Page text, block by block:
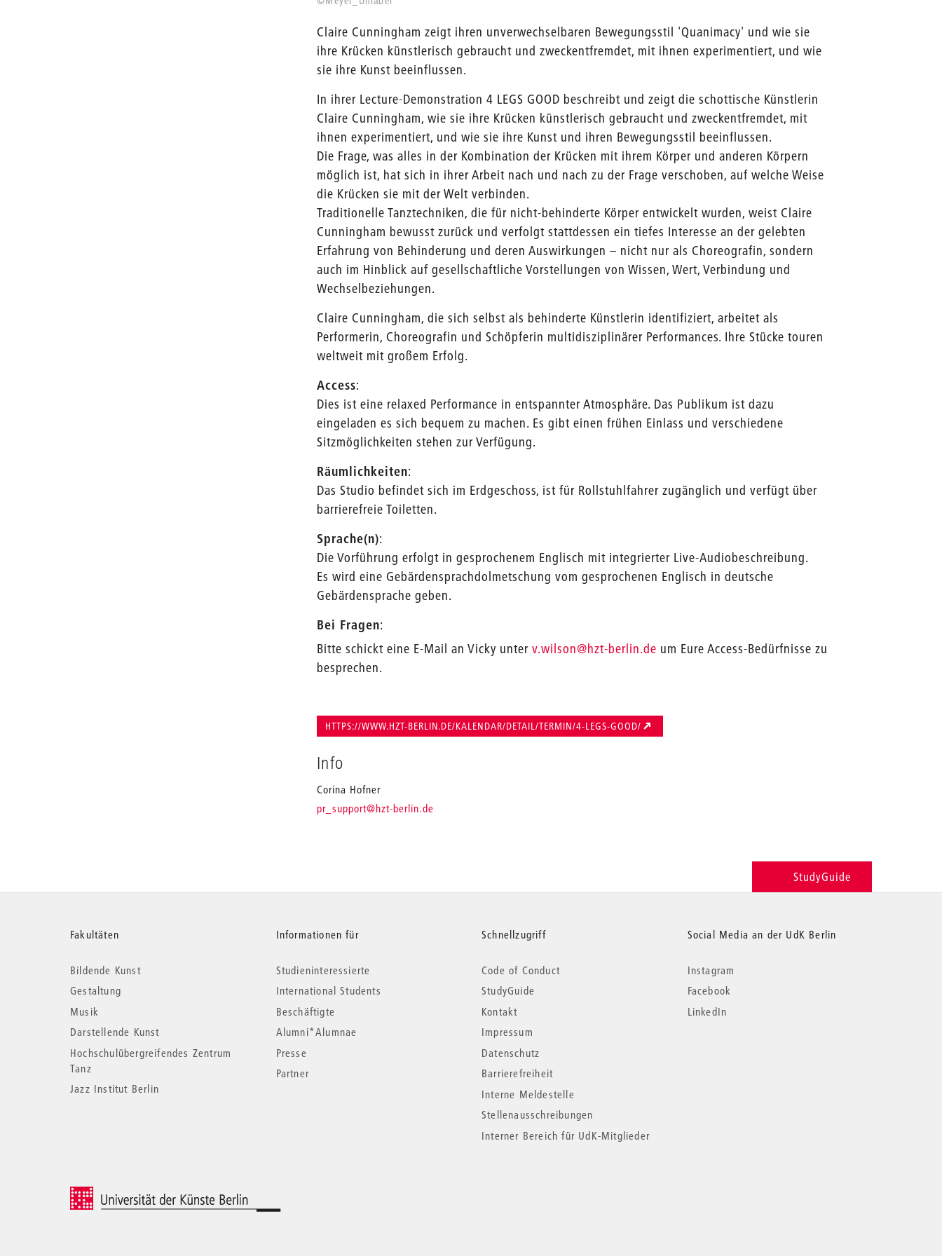
Claire Cunningham zeigt ihren unverwechselbaren Bewegungsstil 'Quanimacy' und wie sie
ihre Krücken künstlerisch gebraucht und zweckentfremdet, mit ihnen experimentiert, und wie
sie ihre Kunst beeinflussen.
In ihrer Lecture-Demonstration 4 LEGS GOOD beschreibt und zeigt die schottische Künstlerin
Claire Cunningham, wie sie ihre Krücken künstlerisch gebraucht und zweckentfremdet, mit
ihnen experimentiert, und wie sie ihre Kunst und ihren Bewegungsstil beeinflussen.
Die Frage, was alles in der Kombination der Krücken mit ihrem Körper und anderen Körpern
möglich ist, hat sich in ihrer Arbeit nach und nach zu der Frage verschoben, auf welche Weise
die Krücken sie mit der Welt verbinden.
Traditionelle Tanztechniken, die für nicht-behinderte Körper entwickelt wurden, weist Claire
Cunningham bewusst zurück und verfolgt stattdessen ein tiefes Interesse an der gelebten
Erfahrung von Behinderung und deren Auswirkungen – nicht nur als Choreografin, sondern
auch im Hinblick auf gesellschaftliche Vorstellungen von Wissen, Wert, Verbindung und
Wechselbeziehungen.
Claire Cunningham, die sich selbst als behinderte Künstlerin identifiziert, arbeitet als
Performerin, Choreografin und Schöpferin multidisziplinärer Performances. Ihre Stücke touren
weltweit mit großem Erfolg.
Access:
Dies ist eine relaxed Performance in entspannter Atmosphäre. Das Publikum ist dazu
eingeladen es sich bequem zu machen. Es gibt einen frühen Einlass und verschiedene
Sitzmöglichkeiten stehen zur Verfügung.
Räumlichkeiten:
Das Studio befindet sich im Erdgeschoss, ist für Rollstuhlfahrer zugänglich und verfügt über
barrierefreie Toiletten.
Sprache(n):
Die Vorführung erfolgt in gesprochenem Englisch mit integrierter Live-Audiobeschreibung.
Es wird eine Gebärdensprachdolmetschung vom gesprochenen Englisch in deutsche
Gebärdensprache geben.
Bei Fragen:
Bitte schickt eine E-Mail an Vicky unterv.wilson_
@hzt-berlin.de um Eure Access-Bedürfnisse zu
besprechen.
HTTPS://WWW.HZT-BERLIN.DE/KALENDAR/DETAIL/TERMIN/4-LEGS-GOOD/
Info
Corina Hofner
pr_support_
@hzt-berlin.de
StudyGuide
Weitere
Informationen
Fakultäten
Bildende Kunst
Gestaltung
Musik
Darstellende Kunst
Hochschulübergreifendes Zentrum
Tanz
Jazz Institut Berlin
Informationen für
Studieninteressierte
International Students
Beschäftigte
Alumni*Alumnae
Presse
Partner
Schnellzugriff
Code of Conduct
StudyGuide
Kontakt
Impressum
Datenschutz
Barrierefreiheit
Interne Meldestelle
Stellenausschreibungen
Interner Bereich für UdK-Mitglieder
Social Media an der UdK Berlin
Instagram
Facebook
LinkedIn
© 2026 Universität der Künste Berlin